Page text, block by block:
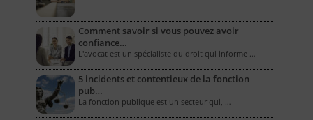
Comment savoir si vous pouvez avoir
confiance…
L'avocat est un spécialiste du droit qui informe …
5 incidents et contentieux de la fonction
pub…
La fonction publique est un secteur qui, …